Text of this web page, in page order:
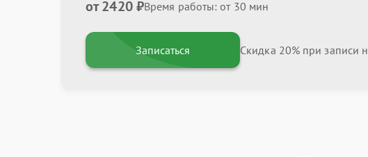
от 2420 ₽Время работы: от 30 мин
Записаться Скидка 20% при записи